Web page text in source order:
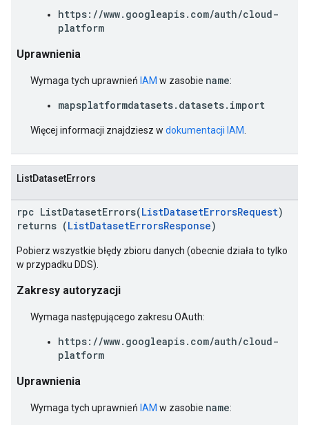
https://www.googleapis.com/auth/cloud-
platform
Uprawnienia
Wymaga tych uprawnień IAM w zasobie name:
mapsplatformdatasets.datasets.import
Więcej informacji znajdziesz w dokumentacji IAM
ListDatasetErrors
rpc ListDatasetErrors(ListDatasetErrorsRequest)
returns (ListDatasetErrorsResponse)
Pobierz wszystkie błędy zbioru danych (obecnie działa to tylko
w przypadku DDS).
Zakresy autoryzacji
Wymaga następującego zakresu OAuth:
https://www.googleapis.com/auth/cloud-
platform
Uprawnienia
Wymaga tych uprawnień IAM w zasobie name: